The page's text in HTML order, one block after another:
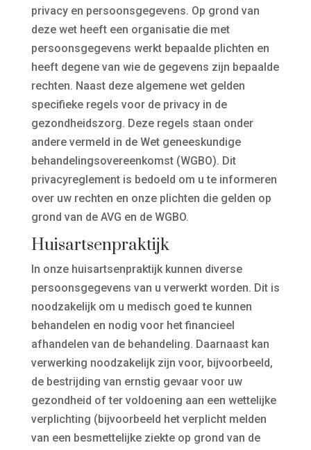
privacy en persoonsgegevens. Op grond van
deze wet heeft een organisatie die met
persoonsgegevens werkt bepaalde plichten en
heeft degene van wie de gegevens zijn bepaalde
rechten. Naast deze algemene wet gelden
specifieke regels voor de privacy in de
gezondheidszorg. Deze regels staan onder
andere vermeld in de Wet geneeskundige
behandelingsovereenkomst (WGBO). Dit
privacyreglement is bedoeld om u te informeren
over uw rechten en onze plichten die gelden op
grond van de AVG en de WGBO.
Huisartsenpraktijk
In onze huisartsenpraktijk kunnen diverse
persoonsgegevens van u verwerkt worden. Dit is
noodzakelijk om u medisch goed te kunnen
behandelen en nodig voor het financieel
afhandelen van de behandeling. Daarnaast kan
verwerking noodzakelijk zijn voor, bijvoorbeeld,
de bestrijding van ernstig gevaar voor uw
gezondheid of ter voldoening aan een wettelijke
verplichting (bijvoorbeeld het verplicht melden
van een besmettelijke ziekte op grond van de